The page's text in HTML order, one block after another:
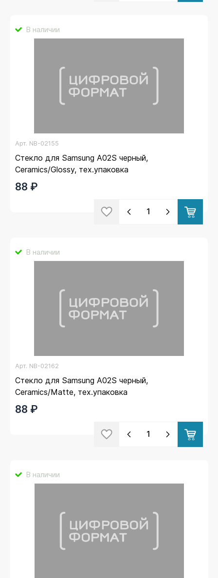
В наличии
Арт. NB-02155
Стекло для Samsung A02S черный,
Ceramics/Glossy, тех.упаковка
88 ₽
В наличии
Арт. NB-02162
Стекло для Samsung A02S черный,
Ceramics/Matte, тех.упаковка
88 ₽
В наличии